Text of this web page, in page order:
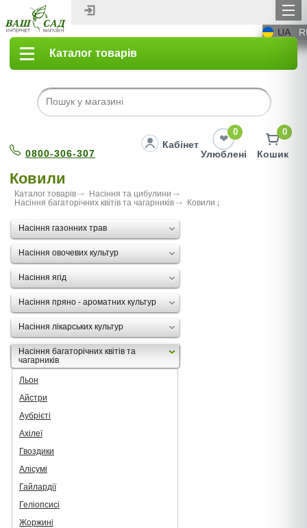
UA
Каталог товарів
0800-306-307
Кабінет
0
Улюблені
0
Кошик
Ковили
Каталог товарів
Насіння та цибулини
Насіння багаторічних квітів та чагарників
Ковили
Насіння газонних трав
Насіння овочевих культур
Насіння ягід
Насіння пряно - ароматних культур
Насіння лікарських культур
Насіння багаторічних квітів та
чагарників
Льон
Айстри
Аубрієті
Ахілеї
Гвоздики
Алісумі
Гайлардії
Геліопсисі
Жоржині